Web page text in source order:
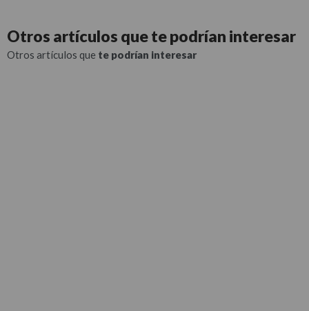
Otros artículos quete podrían interesar
Otros artículos que te podrían interesar